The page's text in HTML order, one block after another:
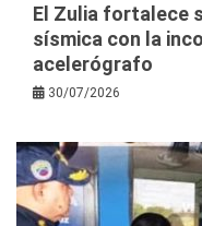
El Zulia fortalece
sísmica con la
acelerógrafo
30/07/2026